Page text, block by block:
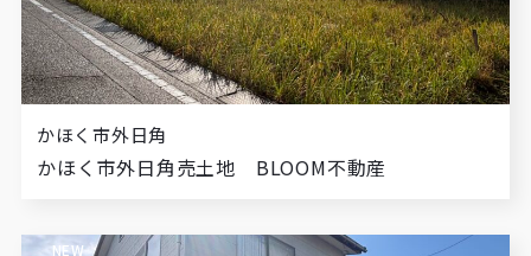
かほく市外日角
かほく市外日角売土地 BLOOM不動産
NEW